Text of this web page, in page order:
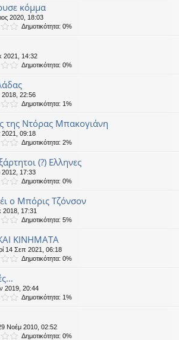
κόμμα
2020, 18:03
Δημοτικότητα: 0%
2021, 14:32
Δημοτικότητα: 0%
2018, 22:56
Δημοτικότητα: 1%
της Ντόρας Μπακογιάνη
2021, 09:18
Δημοτικότητα: 2%
(?) Ελληνες
2012, 17:33
Δημοτικότητα: 0%
ο Μπόρις Τζόνσον
2018, 17:31
Δημοτικότητα: 5%
ΚΙΝΗΜΑΤΑ
14 Σεπ 2021, 06:18
Δημοτικότητα: 0%
2019, 20:44
Δημοτικότητα: 1%
Νοέμ 2010, 02:52
Δημοτικότητα: 0%